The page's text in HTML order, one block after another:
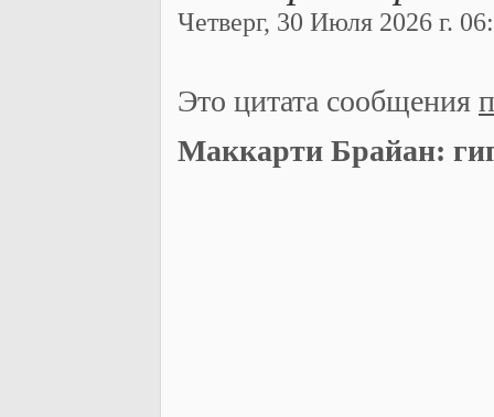
Четверг, 30 Июля 2026 г.
Это цитата сообщения
Маккарти Брайан: